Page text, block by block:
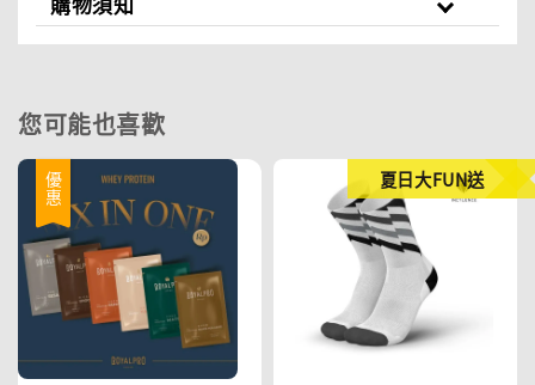
您可能也喜歡
優惠 夏日大FUN送